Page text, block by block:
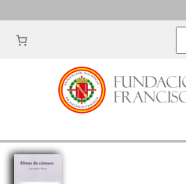
al
contenido
e
r
c